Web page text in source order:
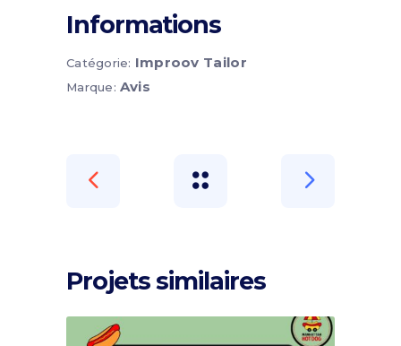
Informations
Catégorie: Improov Tailor
Marque: Avis
Projets similaires